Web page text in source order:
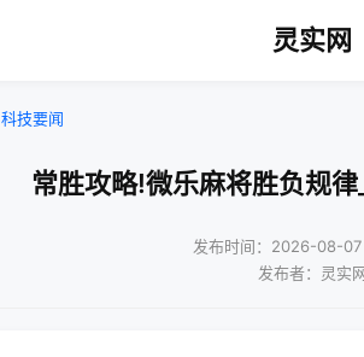
灵实网
科技要闻
常胜攻略!微乐麻将胜负规
发布时间：2026-08-07
发布者：灵实